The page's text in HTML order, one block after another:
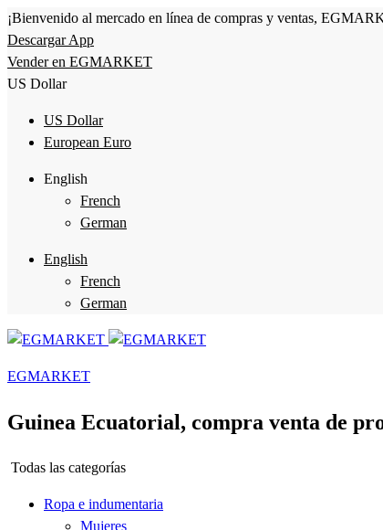
¡Bienvenido al mercado en línea de compras y ventas,
Descargar App
Vender en EGMARKET
US Dollar
US Dollar
European Euro
English
French
German
English
French
German
EGMARKET
Guinea Ecuatorial, compra venta de
Todas las categorías
Ropa e indumentaria
Mujeres